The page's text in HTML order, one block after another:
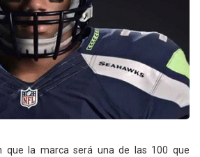
que la marca será una de las 100 que